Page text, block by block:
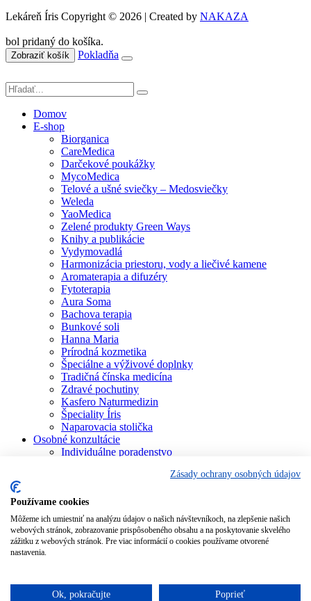
Lekáreň Íris Copyright © 2026 | Created by NAKAZA
bol pridaný do košíka.
Zobraziť košík Pokladňa
Domov
E-shop
Biorganica
CareMedica
Darčekové poukážky
MycoMedica
Telové a ušné sviečky – Medosviečky
Weleda
YaoMedica
Zelené produkty Green Ways
Knihy a publikácie
Vydymovadlá
Harmonizácia priestoru, vody a liečivé kamene
Aromaterapia a difuzéry
Fytoterapia
Aura Soma
Bachova terapia
Bunkové soli
Hanna Maria
Prírodná kozmetika
Špeciálne a výživové doplnky
Tradičná čínska medicína
Zdravé pochutiny
Kasfero Naturmedizin
Špeciality Íris
Naparovacia stolička
Osobné konzultácie
Individuálne poradenstvo
Aromaterapia
Homeopatia
Individuálna a partnerská numerológia
Numerológia – kľúč života
Blog
Zásady ochrany osobných údajov
Používame cookies
Môžeme ich umiestniť na analýzu údajov o našich návštevníkoch, na zlepšenie našich
webových stránok, zobrazovanie prispôsobeného obsahu a na poskytovanie skvelého
zážitku z webových stránok. Pre viac informácií o cookies používame otvorené
nastavenia.
Ok, pokračujte Poprieť